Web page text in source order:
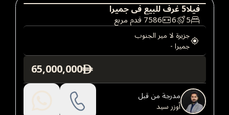
فيلا
فيلا5غرفللبيعفيجميرا
5
6
7586قدم مربع
جزيرة لا مير الجنوب
جميرا-
ê
65,000,000
مدرجة من قبل
أوزر سيد